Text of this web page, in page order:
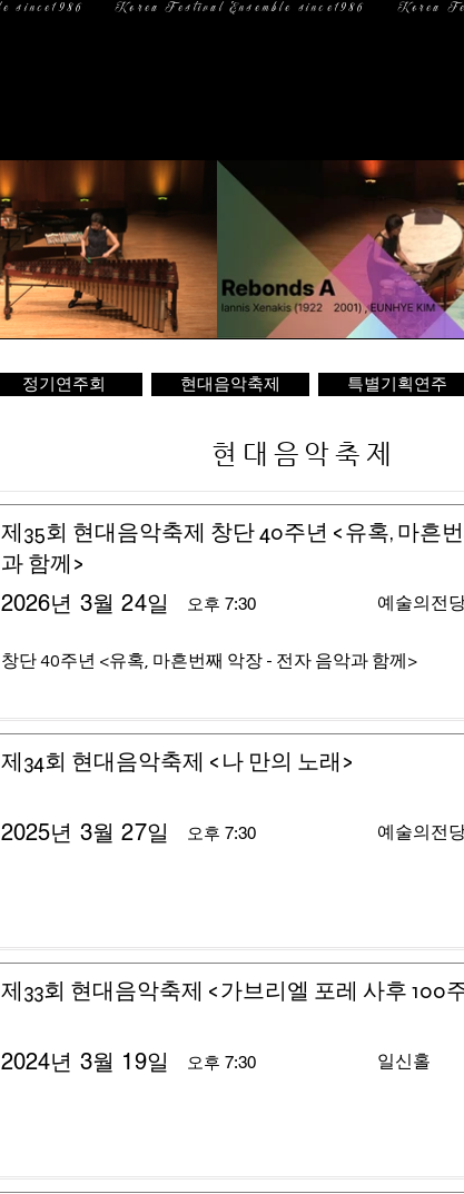
정기연주회 현대음악축제 특별기획연주
현대음악축제
제35회 현대음악축제 창단 40주년 <유혹, 마흔
과 함께>
오후 7:30
2026년 3월 24일 예술의전
창단 40주년 <유혹, 마흔번째 악장 - 전자 음악과 함께>
제34회 현대음악축제 <나 만의 노래>
오후 7:30
2025년 3월 27일 예술의전
제33회 현대음악축제 <가브리엘 포레 사후 100
오후 7:30
2024년 3월 19일 일신홀